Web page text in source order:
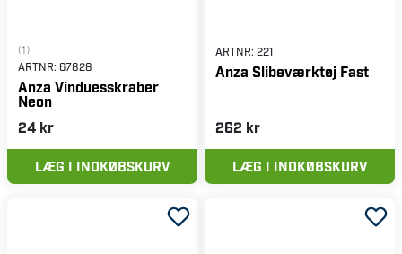
(1)
ARTNR: 67828
Anza Vinduesskraber
Neon
24 kr
LÆG I INDKØBSKURV
ARTNR: 221
Anza Slibeværktøj Fast
262 kr
LÆG I INDKØBSKURV